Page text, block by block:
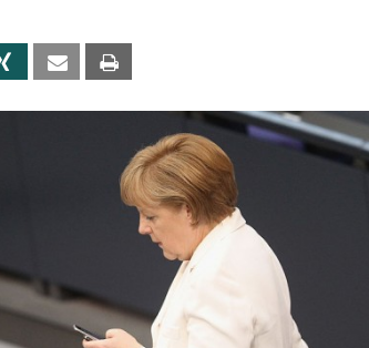
Xing Email